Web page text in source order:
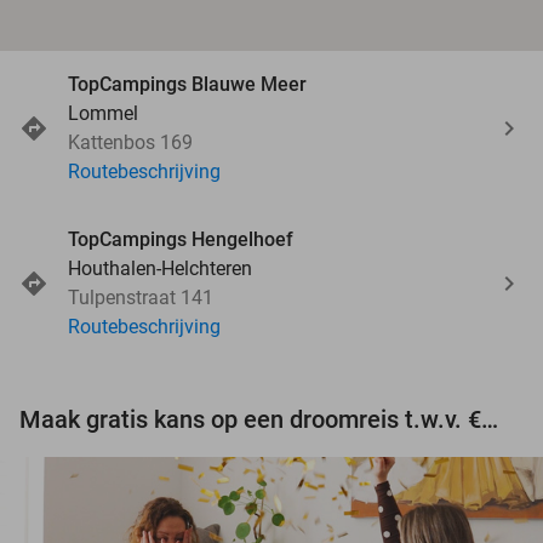
TopCampings Blauwe Meer
Lommel
Kattenbos 169
Routebeschrijving
TopCampings Hengelhoef
Houthalen-Helchteren
Tulpenstraat 141
Routebeschrijving
Maak gratis kans op een droomreis t.w.v. €3.000!